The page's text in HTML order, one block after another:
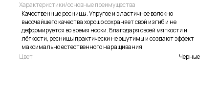
Характеристики/основные преимущества
Качественные ресницы. Упругое и эластичное волокно
высочайшего качества хорошо сохраняет свой изгиб и не
деформируется во время носки. Благодаря своей мягкости и
лёгкости, ресницы практически не ощутимы и создают эффект
максимально естественного наращивания.
Цвет
Черные